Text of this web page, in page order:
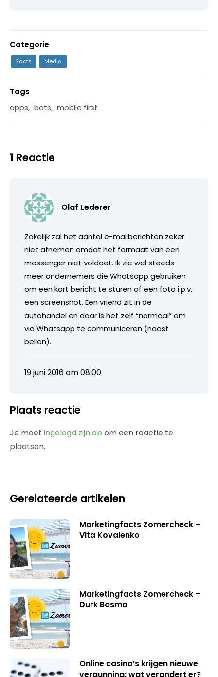
Categorie
Facts Media
Tags
apps, bots, mobile first
1 Reactie
Olaf Lederer
Zakelijk zal het aantal e-mailberichten zeker
niet afnemen omdat het formaat van een
messenger niet voldoet. Ik zie wel steeds
meer ondernemers die Whatsapp gebruiken
om een kort bericht te sturen of een foto i.p.v.
een screenshot. Een vriend zit in de
autohandel en daar is het zelf “normaal” om
via Whatsapp te communiceren (naast
bellen).
19 juni 2016 om 08:00
Plaats reactie
Je moet ingelogd zijn op om een reactie te
plaatsen.
Gerelateerde artikelen
Marketingfacts Zomercheck –
Vita Kovalenko
Marketingfacts Zomercheck –
Durk Bosma
Online casino’s krijgen nieuwe
vergunning: wat verandert er?